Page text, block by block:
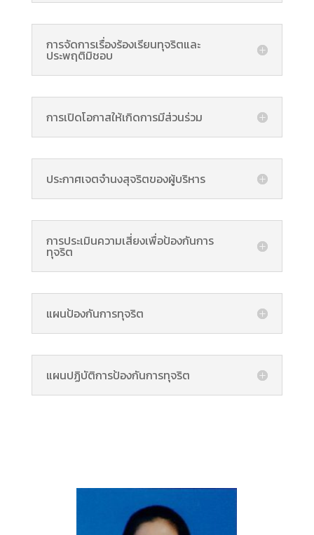
การจัดการเรื่องร้องเรียนทุจริตและ
ประพฤติมิชอบ
การเปิดโอกาสให้เกิดการมีส่วนร่วม
ประกาศเจตจำนงสุจริตของผู้บริหาร
การประเมินความเสี่ยงเพื่อป้องกันการ
ทุจริต
แผนป้องกันการทุจริต
แผนปฏิบัติการป้องกันการทุจริต